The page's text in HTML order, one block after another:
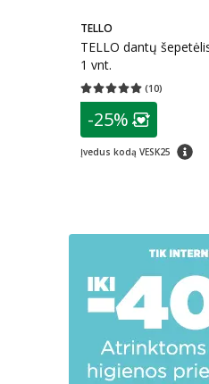
TELLO
TELLO dantų
1 vnt.
(10)
Vidutinis įvertinimas 5.00
patarimas
Lojalumo
-25%
Įvedus kodą VESK25